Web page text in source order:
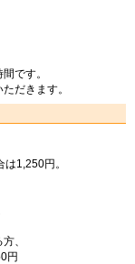
です。
だきます。
1,250円。
、
円